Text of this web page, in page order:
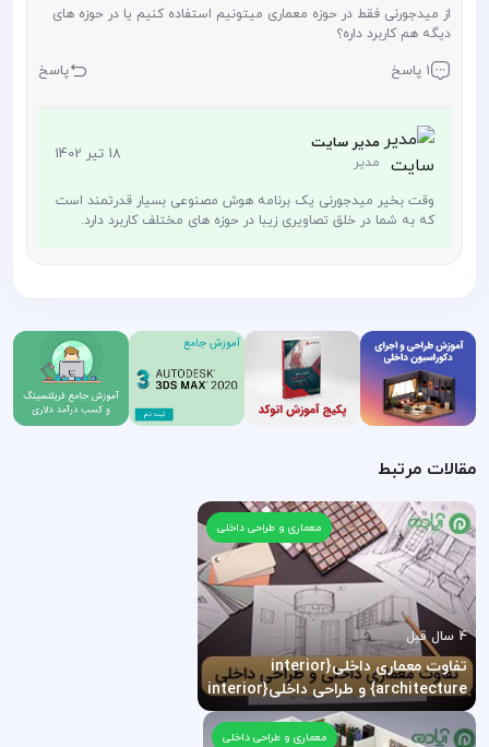
از میدجورنی فقط در حوزه معماری میتونیم استفاده کنیم یا در حوزه های
دیگه هم کاربرد داره؟
1 پاسخ پاسخ
مدیر سایت
مدیر 18 تیر 1402
وقت بخیر میدجورنی یک برنامه هوش مصنوعی بسیار قدرتمند است
که به شما در خلق تصاویری زیبا در حوزه های مختلف کاربرد دارد.
مقالات مرتبط
معماری و طراحی داخلی
4 سال قبل
تفاوت معماری داخلی{interior
architecture} و طراحی داخلی{interior
design} چیست؟
معماری و طراحی داخلی